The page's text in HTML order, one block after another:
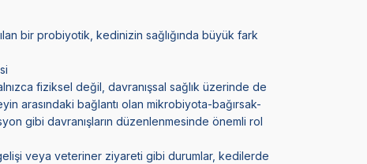
bir probiyotik, kedinizin sağlığında büyük fark
fiziksel değil, davranışsal sağlık üzerinde de
arasındaki bağlantı olan mikrobiyota-bağırsak-
gibi davranışların düzenlenmesinde önemli rol
veya veteriner ziyareti gibi durumlar, kedilerde